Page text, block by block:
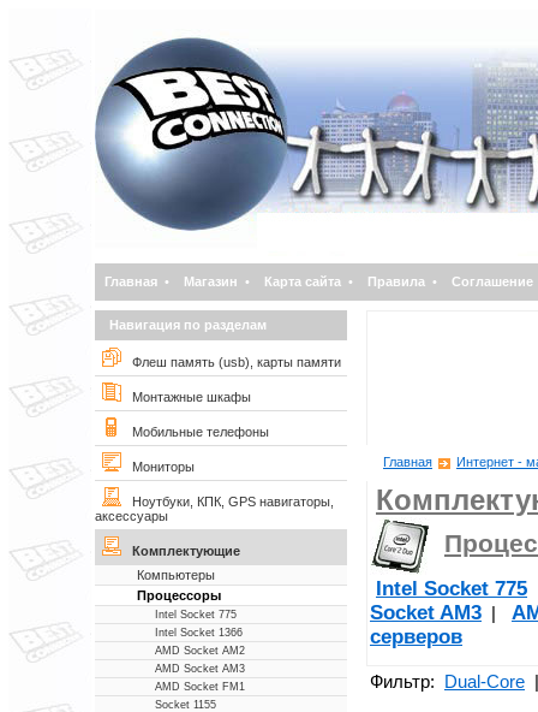
Главная • Магазин • Карта сайта • Правила • Соглашение
Навигация по разделам
Флеш память (usb), карты памяти
Монтажные шкафы
Мобильные телефоны
Мониторы
Ноутбуки, КПК, GPS навигаторы,
аксессуары
Комплектующие
Компьютеры
Процессоры
Intel Socket 775
Intel Socket 1366
AMD Socket AM2
AMD Socket AM3
AMD Socket FM1
Socket 1155
Главная Интернет -
Intel Socket 775
Socket AM3 |
серверов
Фильтр: Dual-Core